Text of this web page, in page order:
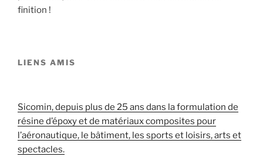
finition !
LIENS AMIS
Sicomin, depuis plus de 25 ans dans la formulation de
résine d’époxy et de matériaux composites pour
l’aéronautique, le bâtiment, les sports et loisirs, arts et
spectacles.